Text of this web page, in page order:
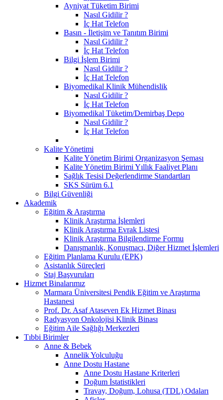
Ayniyat Tüketim Birimi
Nasıl Gidilir ?
İç Hat Telefon
Basın - İletişim ve Tanıtım Birimi
Nasıl Gidilir ?
İç Hat Telefon
Bilgi İşlem Birimi
Nasıl Gidilir ?
İç Hat Telefon
Biyomedikal Klinik Mühendislik
Nasıl Gidilir ?
İç Hat Telefon
Biyomedikal Tüketim/Demirbaş Depo
Nasıl Gidilir ?
İç Hat Telefon
Kalite Yönetimi
Kalite Yönetim Birimi Organizasyon Şeması
Kalite Yönetim Birimi Yıllık Faaliyet Planı
Sağlık Tesisi Değerlendirme Standartları
SKS Sürüm 6.1
Bilgi Güvenliği
Akademik
Eğitim & Araştırma
Klinik Araştırma İşlemleri
Klinik Araştırma Evrak Listesi
Klinik Araştırma Bilgilendirme Formu
Danışmanlık, Konuşmacı, Diğer Hizmet İşlemleri
Eğitim Planlama Kurulu (EPK)
Asistanlık Süreçleri
Staj Başvuruları
Hizmet Binalarımız
Marmara Üniversitesi Pendik Eğitim ve Araştırma
Hastanesi
Prof. Dr. Asaf Ataseven Ek Hizmet Binası
Radyasyon Onkolojisi Klinik Binası
Eğitim Aile Sağlığı Merkezleri
Tıbbi Birimler
Anne & Bebek
Annelik Yolculuğu
Anne Dostu Hastane
Anne Dostu Hastane Kriterleri
Doğum İstatistikleri
Travay, Doğum, Lohusa (TDL) Odaları